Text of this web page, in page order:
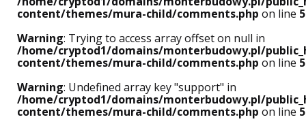
content/themes/mura-child/comments.php on line
Warning: Trying to access array offset on null in
/home/cryptod1/domains/monterbudowy.pl/
content/themes/mura-child/comments.php on line
Warning: Undefined array key "support" in
/home/cryptod1/domains/monterbudowy.pl/
content/themes/mura-child/comments.php on line